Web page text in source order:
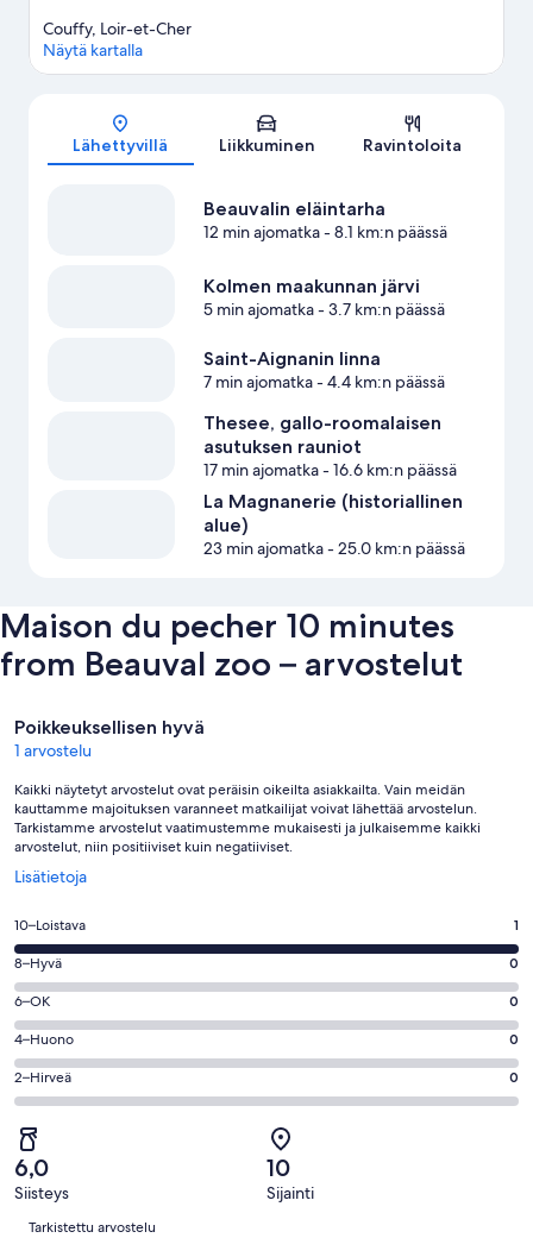
Kartta
Couffy, Loir-et-Cher
Näytä kartalla
Lähettyvillä Liikkuminen Ravintoloita
Beauvalin eläintarha
12 min ajomatka- 8.1 km:n päässä
Kolmen maakunnan järvi
5 min ajomatka- 3.7 km:n päässä
Saint-Aignanin linna
7 min ajomatka- 4.4 km:n päässä
Thesee, gallo-roomalaisen
asutuksen rauniot
17 min ajomatka- 16.6 km:n päässä
La Magnanerie (historiallinen
alue)
23 min ajomatka- 25.0 km:n päässä
Maison du pecher 10 minutes
from Beauval zoo – arvostelut
Arvostelut
Poikkeuksellisen hyvä
1 arvostelu
Kaikki näytetyt arvostelut ovat peräisin oikeilta asiakkailta. Vain meidän
kauttamme majoituksen varanneet matkailijat voivat lähettää arvostelun.
Tarkistamme arvostelut vaatimustemme mukaisesti ja julkaisemme kaikki
arvostelut, niin positiiviset kuin negatiiviset.
Lisätietoja
Avautuu
ikkunaan
Arvosana
10
-
Loistava.
1
kautta
1
arvostelua
10–Loistava 1
Arvosana
8
-
Hyvä.
0
kautta
1
arvostelua
8–Hyvä 0
Arvosana
6
-
OK.
0
kautta
arvostelua
6–OK 0
Arvosana
4
-
0
kautta
1
4–Huono 0
Arvosana
2
-
Hirveä.
0
kautta
2–Hirveä 0
6,0
Siisteys
10
Sijainti
Arvostelut
Tarkistettu arvostelu